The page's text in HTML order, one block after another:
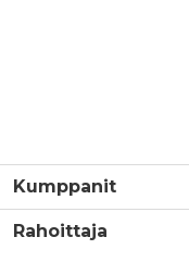
Kumppanit
Rahoittaja